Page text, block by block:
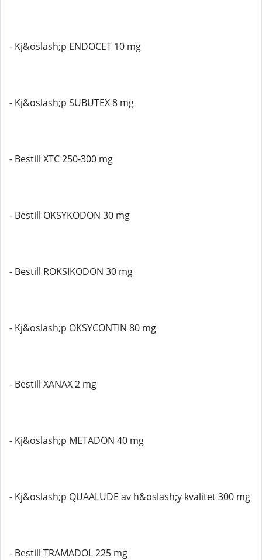
- Kj&oslash;p ENDOCET 10 mg
- Kj&oslash;p SUBUTEX 8 mg
- Bestill XTC 250-300 mg
- Bestill OKSYKODON 30 mg
- Bestill ROKSIKODON 30 mg
- Kj&oslash;p OKSYCONTIN 80 mg
- Bestill XANAX 2 mg
- Kj&oslash;p METADON 40 mg
- Kj&oslash;p QUAALUDE av h&oslash;y kvalitet 300 mg
- Bestill TRAMADOL 225 mg